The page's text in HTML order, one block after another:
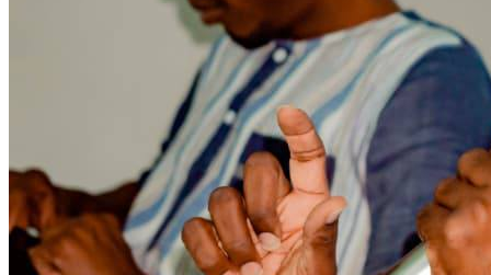
Forum portant sur les modalités et
opportunités de financement à destination
des OSC et OCB
Lire l'article